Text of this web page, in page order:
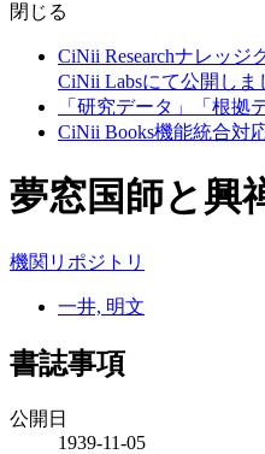
閉じる
CiNii Researchナレッ
CiNii Labsにて公開しま
「研究データ」「根拠
CiNii Books機能統合対
夢窓国師と興
機関リポジトリ
一井, 明文
書誌事項
公開日
1939-11-05